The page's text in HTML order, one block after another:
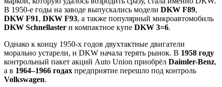
В 1950-е годы на заводе выпускались модели DKW F89,
DKW F91, DKW F93, а также популярный микроавтомобиль
DKW Schnellaster и компактное купе DKW 3=6.
Однако к концу 1950-х годов двухтактные двигатели
морально устарели, и DKW начала терять рынок. В 1958 году
контрольный пакет акций Auto Union приобрёл Daimler-Benz,
а в 1964–1966 годах предприятие перешло под контроль
Volkswagen.